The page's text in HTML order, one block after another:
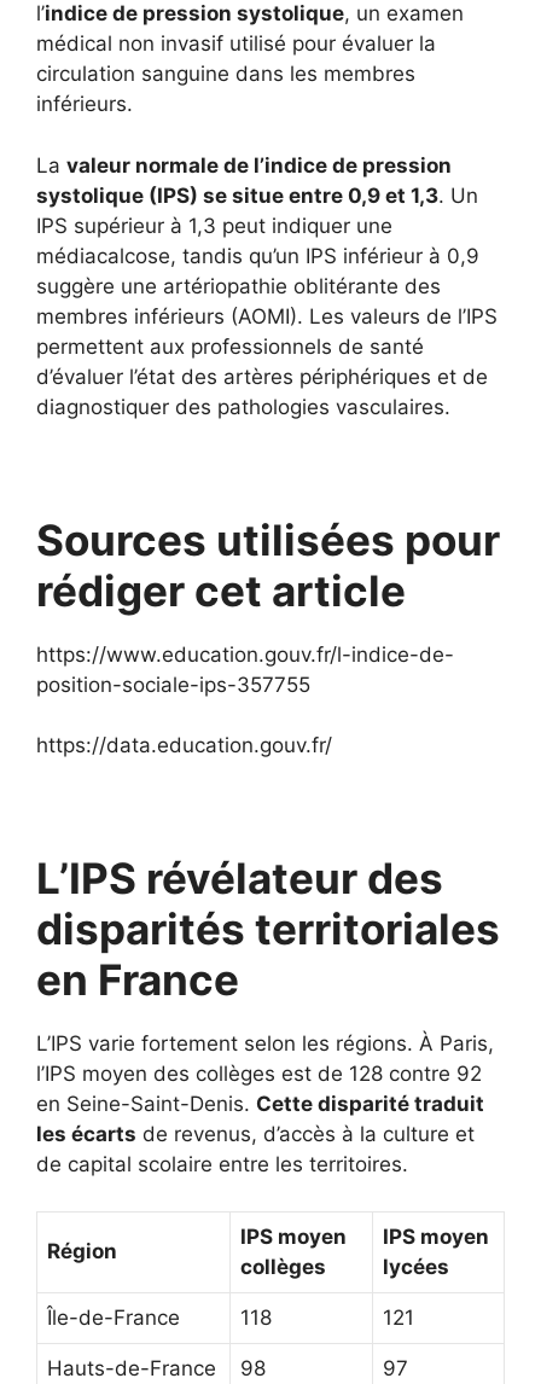
l’indice de pression systolique, un examen
médical non invasif utilisé pour évaluer la
circulation sanguine dans les membres
inférieurs.
La valeur normale de l’indice de pression
systolique (IPS) se situe entre 0,9 et 1,3. Un
IPS supérieur à 1,3 peut indiquer une
médiacalcose, tandis qu’un IPS inférieur à 0,9
suggère une artériopathie oblitérante des
membres inférieurs (AOMI). Les valeurs de l’IPS
permettent aux professionnels de santé
d’évaluer l’état des artères périphériques et de
diagnostiquer des pathologies vasculaires.
Sources utilisées pour
rédiger cet article
https://www.education.gouv.fr/l-indice-de-
position-sociale-ips-357755
https://data.education.gouv.fr/
L’IPS révélateur des
disparités territoriales
en France
L’IPS varie fortement selon les régions. À Paris,
l’IPS moyen des collèges est de 128 contre 92
en Seine-Saint-Denis. Cette disparité traduit
les écarts de revenus, d’accès à la culture et
de capital scolaire entre les territoires.
Région
IPS moyen
collèges
IPS moyen
lycées
Île-de-France 118 121
Hauts-de-France 98 97